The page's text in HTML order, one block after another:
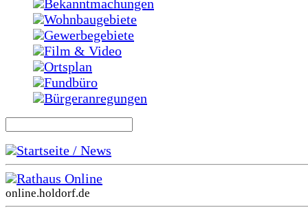
Bekanntmachungen
Wohnbaugebiete
Gewerbegebiete
Film & Video
Ortsplan
Fundbüro
Bürgeranregungen
Startseite / News
Rathaus Online
online.holdorf.de